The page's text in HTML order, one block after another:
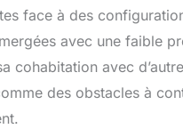
face à des
avec une faible
cohabitation avec
des obstacles à